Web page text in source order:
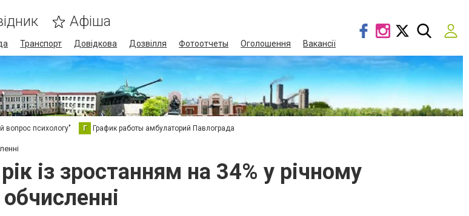
Афіша
Транспорт Довідкова Дозвілля Фотоотчеты Оголошення Вакансії
вопрос психологу" Г График работы амбулаторий Павлограда
із зростанням на 34% у річному
обчисленні